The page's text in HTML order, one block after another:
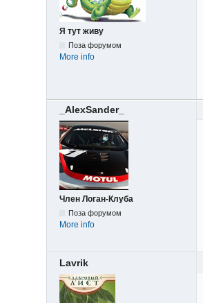
Я тут живу
Поза форумом
More info
_AlexSander_
Член Логан-Клуба
Поза форумом
More info
Lavrik